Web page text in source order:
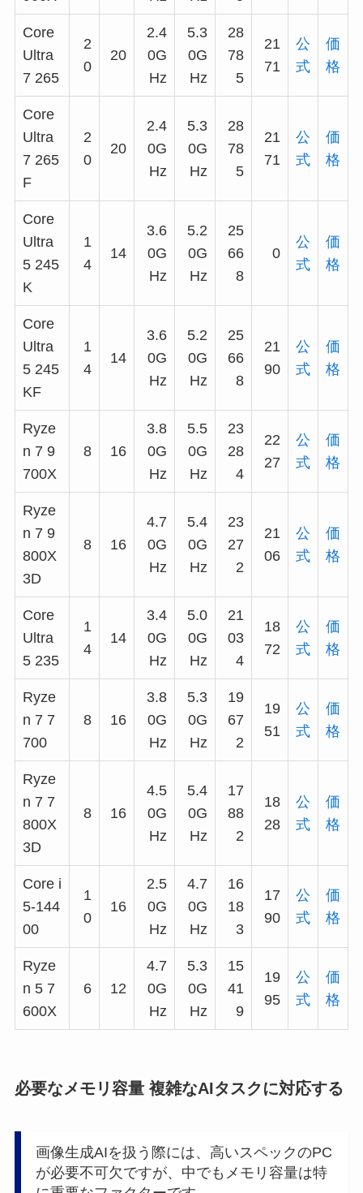
Core
Ultra
7 265
2
0
20
2.4
0G
Hz
5.3
0G
Hz
28
78
5
21
71
公
式
価
格
Core
Ultra
7 265
F
2
0
20
2.4
0G
Hz
5.3
0G
Hz
28
78
5
21
71
公
式
価
格
Core
Ultra
5 245
K
1
4
14
3.6
0G
Hz
5.2
0G
Hz
25
66
8
0
公
式
価
格
Core
Ultra
5 245
KF
1
4
14
3.6
0G
Hz
5.2
0G
Hz
25
66
8
21
90
公
式
価
格
Ryze
n 7 9
700X
8 16
3.8
0G
Hz
5.5
0G
Hz
23
28
4
22
27
公
式
価
格
Ryze
n 7 9
800X
3D
8 16
4.7
0G
Hz
5.4
0G
Hz
23
27
2
21
06
公
式
価
格
Core
Ultra
5 235
1
4
14
3.4
0G
Hz
5.0
0G
Hz
21
03
4
18
72
公
式
価
格
Ryze
n 7 7
700
8 16
3.8
0G
Hz
5.3
0G
Hz
19
67
2
19
51
公
式
価
格
Ryze
n 7 7
800X
3D
8 16
4.5
0G
Hz
5.4
0G
Hz
17
88
2
18
28
公
式
価
格
Core i
5-144
00
1
0
16
2.5
0G
Hz
4.7
0G
Hz
16
18
3
17
90
公
式
価
格
Ryze
n 5 7
600X
6 12
4.7
0G
Hz
5.3
0G
Hz
15
41
9
19
95
公
式
価
格
必要なメモリ容量 複雑なAIタスクに対応する
画像生成AIを扱う際には、高いスペックのPC
が必要不可欠ですが、中でもメモリ容量は特